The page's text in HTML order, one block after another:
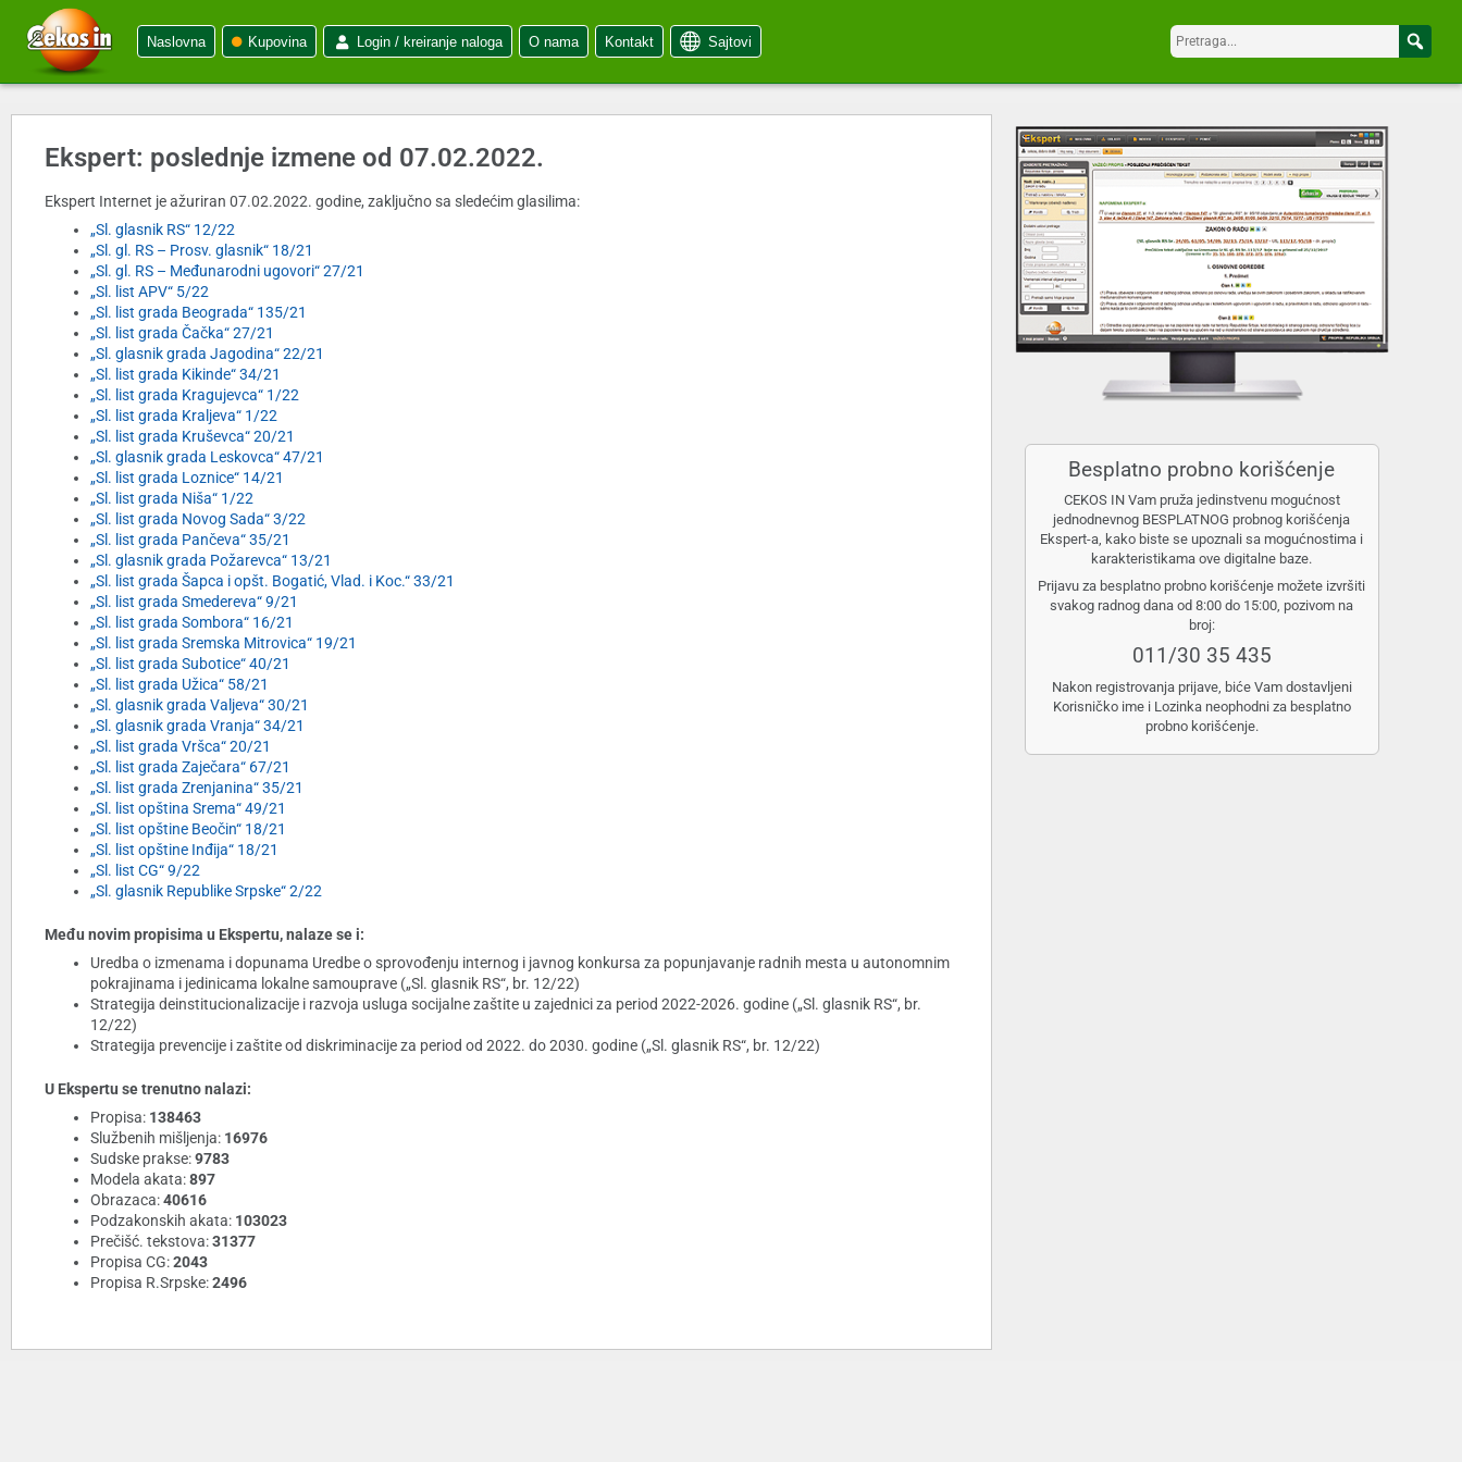
Naslovna Kupovina Login / kreiranje naloga O nama Kontakt Sajtovi
Ekspert: poslednje izmene od 07.02.2022.
Ekspert Internet je ažuriran 07.02.2022. godine, zaključno sa sledećim glasilima:
„Sl. glasnik RS“ 12/22
„Sl. gl. RS – Prosv. glasnik“ 18/21
„Sl. gl. RS – Međunarodni ugovori“ 27/21
„Sl. list APV“ 5/22
„Sl. list grada Beograda“ 135/21
„Sl. list grada Čačka“ 27/21
„Sl. glasnik grada Jagodina“ 22/21
„Sl. list grada Kikinde“ 34/21
„Sl. list grada Kragujevca“ 1/22
„Sl. list grada Kraljeva“ 1/22
„Sl. list grada Kruševca“ 20/21
„Sl. glasnik grada Leskovca“ 47/21
„Sl. list grada Loznice“ 14/21
„Sl. list grada Niša“ 1/22
„Sl. list grada Novog Sada“ 3/22
„Sl. list grada Pančeva“ 35/21
„Sl. glasnik grada Požarevca“ 13/21
„Sl. list grada Šapca i opšt. Bogatić, Vlad. i Koc.“ 33/21
„Sl. list grada Smedereva“ 9/21
„Sl. list grada Sombora“ 16/21
„Sl. list grada Sremska Mitrovica“ 19/21
„Sl. list grada Subotice“ 40/21
„Sl. list grada Užica“ 58/21
„Sl. glasnik grada Valjeva“ 30/21
„Sl. glasnik grada Vranja“ 34/21
„Sl. list grada Vršca“ 20/21
„Sl. list grada Zaječara“ 67/21
„Sl. list grada Zrenjanina“ 35/21
„Sl. list opština Srema“ 49/21
„Sl. list opštine Beočin“ 18/21
„Sl. list opštine Inđija“ 18/21
„Sl. list CG“ 9/22
„Sl. glasnik Republike Srpske“ 2/22
Među novim propisima u Ekspertu, nalaze se i:
Uredba o izmenama i dopunama Uredbe o sprovođenju internog i javnog konkursa za popunjavanje radnih mesta u autonomnim
pokrajinama i jedinicama lokalne samouprave („Sl. glasnik RS“, br. 12/22)
Strategija deinstitucionalizacije i razvoja usluga socijalne zaštite u zajednici za period 2022-2026. godine („Sl. glasnik RS“, br.
12/22)
Strategija prevencije i zaštite od diskriminacije za period od 2022. do 2030. godine („Sl. glasnik RS“, br. 12/22)
U Ekspertu se trenutno nalazi:
Propisa: 138463
Službenih mišljenja: 16976
Sudske prakse:9783
Modela akata:897
Obrazaca:40616
Podzakonskih akata: 103023
Prečišć. tekstova:31377
Propisa CG:2043
Propisa R.Srpske:2496
Besplatno probno korišćenje
CEKOS IN Vam pruža jedinstvenu mogućnost
jednodnevnog BESPLATNOG probnog korišćenja
Ekspert-a, kako biste se upoznali sa mogućnostima i
karakteristikama ove digitalne baze.
Prijavu za besplatno probno korišćenje možete izvršiti
svakog radnog dana od 8:00 do 15:00, pozivom na
broj:
011/30 35 435
Nakon registrovanja prijave, biće Vam dostavljeni
Korisničko ime i Lozinka neophodni za besplatno
probno korišćenje.